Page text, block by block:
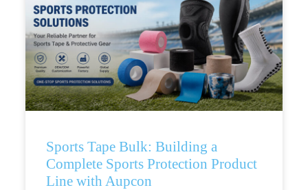
Sports Tape Bulk: Building a
Complete Sports Protection Product
Line with Aupcon